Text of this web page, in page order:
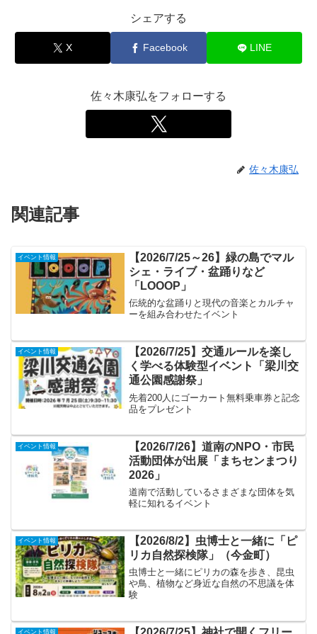
シェアする
X Facebook LINE
佐々木康弘をフォローする
佐々木康弘
関連記事
イベント情報
【2026/7/25～26】緑の島でマル
シェ・ライブ・盆踊りなど
「LOOOP」
伝統的な盆踊りと現代の音楽とカルチャ
ーを組み合わせたイベント
イベント情報
【2026/7/25】交通ルールを楽し
く学べる体験型イベント「梁川交
通公園感謝祭」
先着200人にゴーカート無料乗車券と記念
品をプレゼント
イベント情報
【2026/7/26】道南のNPO・市民
活動団体が出展「まちセンまつり
2026」
道南で活動しているさまざまな団体を気
軽に知れるイベント
イベント情報
【2026/8/2】虫博士と一緒に「ピ
リカ自然探検隊」（今金町）
虫博士と一緒にピリカの森を歩き、昆虫
や鳥、植物など身近な自然の不思議を体
験
イベント情報